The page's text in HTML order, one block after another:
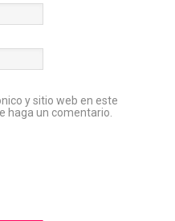
y sitio web en este
haga un comentario.